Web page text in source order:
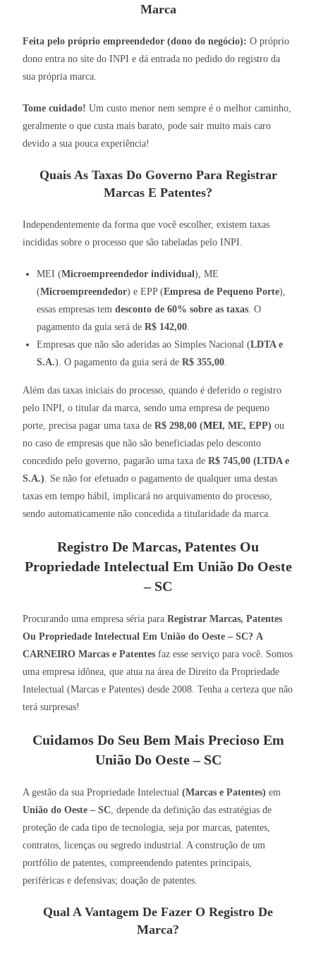
Marca
Feita pelo próprio empreendedor (dono do negócio): O próprio
dono entra no site do INPI e dá entrada no pedido do registro da
sua própria marca.
Tome cuidado! Um custo menor nem sempre é o melhor caminho,
geralmente o que custa mais barato, pode sair muito mais caro
devido a sua pouca experiência!
Quais As Taxas Do Governo Para Registrar
Marcas E Patentes?
Independentemente da forma que você escolher, existem taxas
incididas sobre o processo que são tabeladas pelo INPI.
MEI (Microempreendedor individual), ME
(Microempreendedor) e EPP (Empresa de Pequeno Porte),
essas empresas temdesconto de 60% sobre as taxas. O
pagamento da guia será deR$ 142,00.
Empresas que não são aderidas ao Simples Nacional (LDTA e
S.A.). O pagamento da guia será deR$ 355,00.
Além das taxas iniciais do processo, quando é deferido o registro
pelo INPI, o titular da marca, sendo uma empresa de pequeno
porte, precisa pagar uma taxa deR$ 298,00 (MEI, ME, EPP) ou
no caso de empresas que não são beneficiadas pelo desconto
concedido pelo governo, pagarão uma taxa deR$ 745,00 (LTDA e
S.A.). Se não for efetuado o pagamento de qualquer uma destas
taxas em tempo hábil, implicará no arquivamento do processo,
sendo automaticamente não concedida a titularidade da marca.
Registro De Marcas, Patentes Ou
Propriedade Intelectual Em União Do Oeste
– SC
Procurando uma empresa séria paraRegistrar Marcas, Patentes
Ou Propriedade Intelectual Em União do Oeste – SC? A
CARNEIRO Marcas e Patentes faz esse serviço para você. Somos
uma empresa idônea, que atua na área de Direito da Propriedade
Intelectual (Marcas e Patentes) desde 2008. Tenha a certeza que não
terá surpresas!
Cuidamos Do Seu Bem Mais Precioso Em
União Do Oeste – SC
A gestão da sua Propriedade Intelectual(Marcas e Patentes) em
União do Oeste – SC, depende da definição das estratégias de
proteção de cada tipo de tecnologia, seja por marcas, patentes,
contratos, licenças ou segredo industrial. A construção de um
portfólio de patentes, compreendendo patentes principais,
periféricas e defensivas; doação de patentes.
Qual A Vantagem De Fazer O Registro De
Marca?